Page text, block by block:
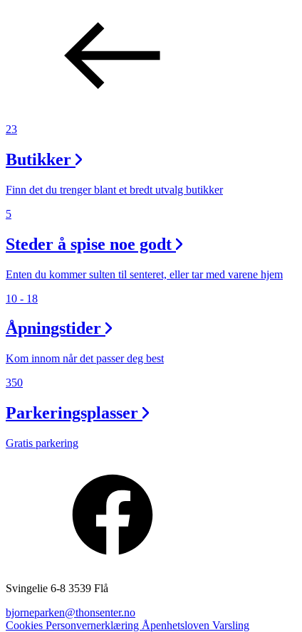
Tilbud
Inspirasjon
Ledige stillinger
Magasin
Finn frem
23
Butikker
Finn det du trenger blant et bredt utvalg butikker
5
Steder å spise noe godt
Enten du kommer sulten til senteret, eller tar med varene hjem
10 - 18
Åpningstider
Kom innom når det passer deg best
350
Parkeringsplasser
Gratis parkering
Svingelie 6-8 3539 Flå
bjorneparken@thonsenter.no
Cookies Personvernerklæring Åpenhetsloven Varsling